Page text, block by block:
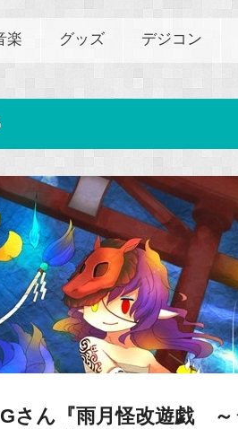
楽 グッズ デジコン
さん『雨月怪改遊戯